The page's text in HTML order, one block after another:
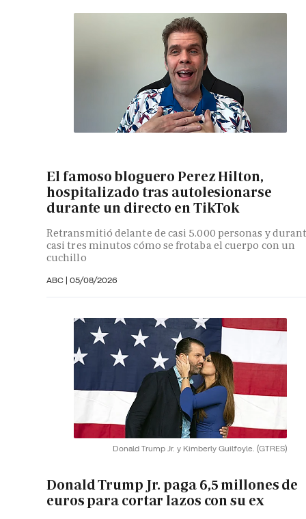
El famoso bloguero Perez Hilton,
hospitalizado tras autolesionarse
durante un directo en TikTok
Retransmitió delante de casi 5.000 personas y
casi tres minutos cómo se frotaba el cuerpo con un
cuchillo
ABC | 05/08/2026
Donald Trump Jr. y Kimberly Guilfoyle. (GTRES)
Donald Trump Jr. paga 6,5 millones de
euros para cortar lazos con su ex